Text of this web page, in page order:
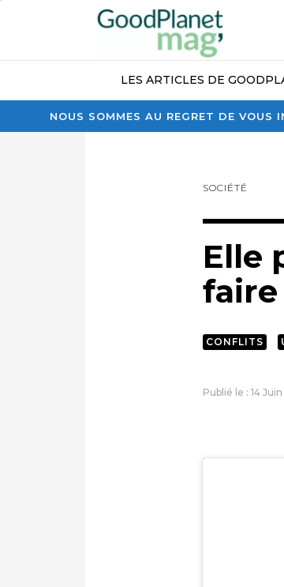
NOUS SOMMES AU REGRET DE VOUS
LES ARTICLES DE
SOCIÉTÉ
Elle
CONFLITS
Publié le : 14